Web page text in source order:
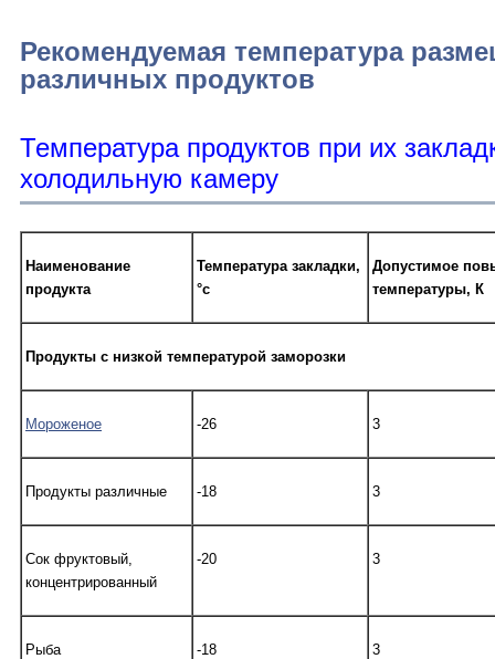
Рекомендуемая температура
различных продуктов
Температура продуктов при их
холодильную камеру
Наименование
продукта
Температура закладки,
°с
Допустимое
температуры, К
Продукты с низкой температурой заморозки
Мороженое -26 3
Продукты различные -18 3
Сок фруктовый,
концентрированный
-20 3
Рыба -18 3